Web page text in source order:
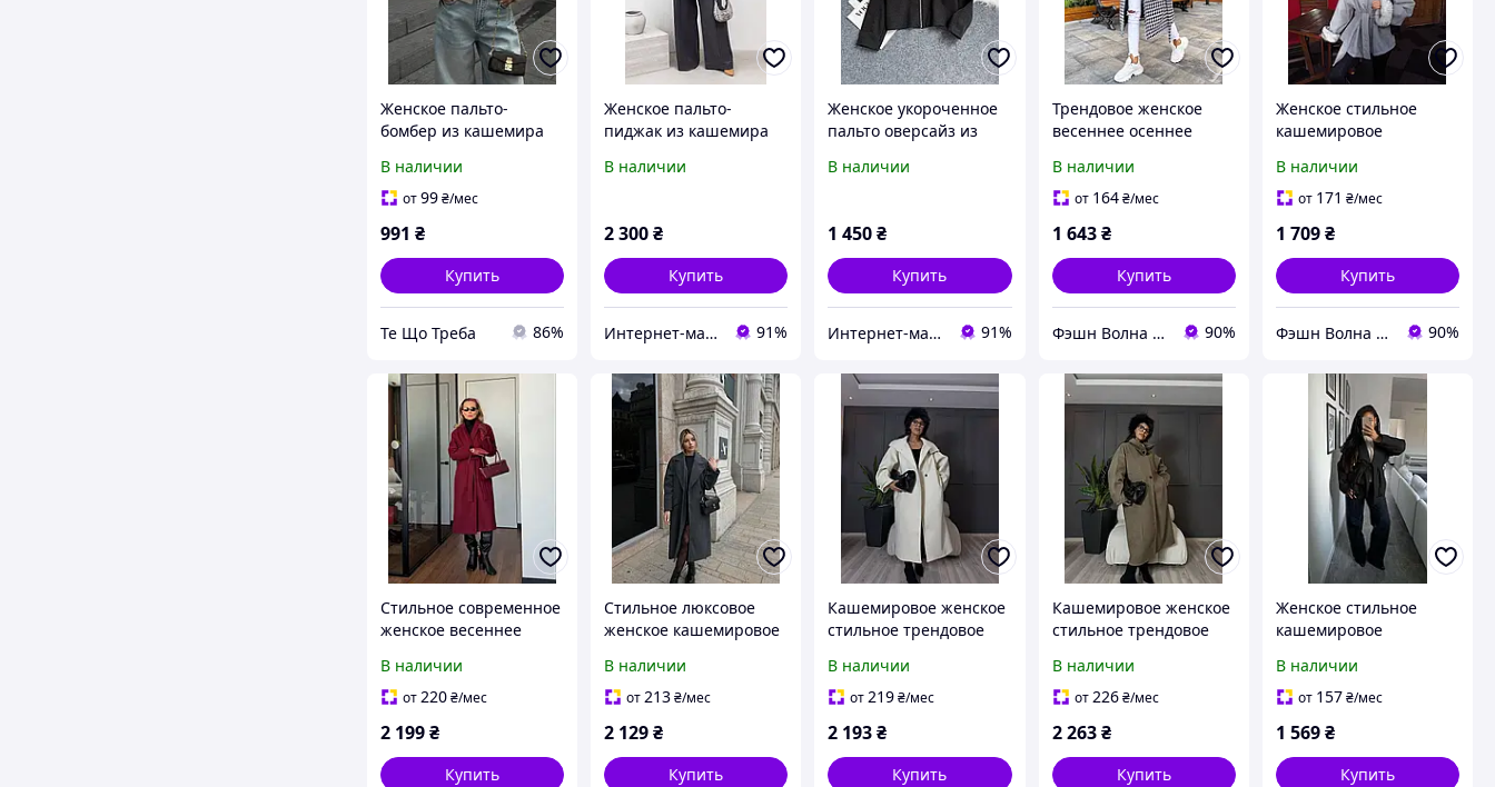
Женское пальто-
бомбер из кашемира
В наличии
от99₴/мес
991 ₴
Купить
Те Що Треба 86%
Женское пальто-
пиджак из кашемира
демисезонная модель
Производитель Одесса
В наличии
2 300₴
Купить
Интернет-магазин "All Shop" 91%
Женское укороченное
пальто оверсайз из
стильная куртка-пальто
Одесса
В наличии
1 450₴
Купить
Интернет-магазин "All Shop" 91%
Трендовое женское
весеннее осеннее
«гусиную лапку» S-M L-
XL
В наличии
от 164 ₴/мес
1 643 ₴
Купить
Фэшн Волна | Fashion Wave 90%
Женское стильное
кашемировое
черный шоколадный
серый 42-48
В наличии
от 171 ₴/мес
1 709₴
Купить
Фэшн Волна | Fashion Wave 90%
Стильное современное
женское весеннее
черный светло-серый
беж шоколад 42/44
В наличии
от220₴/мес
2 199₴
Купить
Стильное люксовое
женское кашемировое
В наличии
от213₴/мес
2 129₴
Купить
Кашемировое женское
стильное трендовое
пальто черный графит
мокко молочный 42-46
В наличии
от219₴/мес
2 193₴
Купить
Кашемировое женское
стильное трендовое
пальто батал черный
графит мокко
В наличии
от226 ₴/мес
2 263 ₴
Купить
Женское стильное
кашемировое
черный шоколадный
серый 42-48
В наличии
от 157₴/мес
1 569₴
Купить